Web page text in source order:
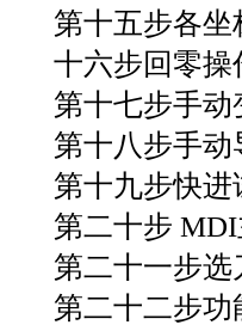
第十五步各
十六步回零操
第十七步手动
第十八步手动
第十九步快进
第二十步
第二十一步选
第二十二步功